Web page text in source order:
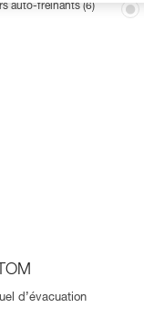
auto-freinants (6)
d’évacuation